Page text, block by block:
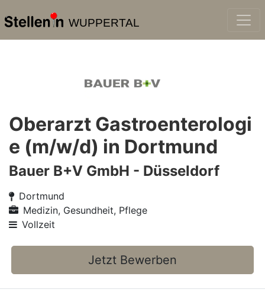
WUPPERTAL
Oberarzt Gastroenterologi
e (m/w/d) in Dortmund
Bauer B+V GmbH - Düsseldorf
Dortmund
Medizin, Gesundheit, Pflege
Vollzeit
Jetzt Bewerben